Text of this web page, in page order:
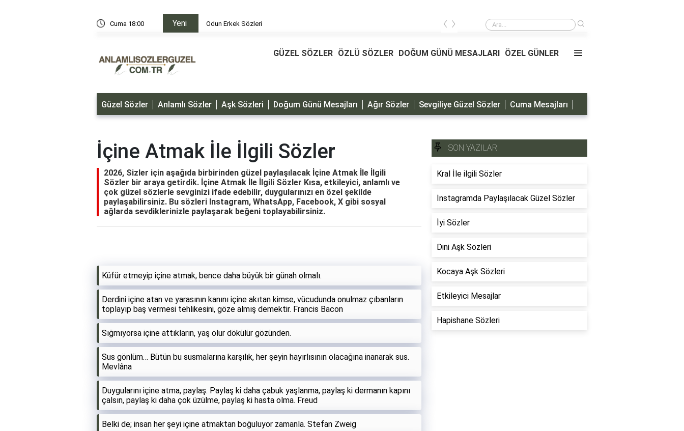
Cuma 18:00 Yeni Odun Erkek Sözleri Oğluma Doğum Günü Mesajları
‹ ›
GÜZEL SÖZLER ÖZLÜ SÖZLER DOĞUM GÜNÜ MESAJLARI ÖZEL GÜNLER
Güzel Sözler Anlamlı Sözler Aşk Sözleri Doğum Günü Mesajları Ağır Sözler Sevgiliye Güzel Sözler Cuma Mesajları
İçine Atmak İle İlgili Sözler
2026, Sizler için aşağıda birbirinden güzel paylaşılacak İçine Atmak İle İlgili
Sözler bir araya getirdik. İçine Atmak İle İlgili Sözler Kısa, etkileyici, anlamlı ve
çok güzel sözlerle sevginizi ifade edebilir, duygularınızı en özel şekilde
paylaşabilirsiniz. Bu sözleri Instagram, WhatsApp, Facebook, X gibi sosyal
ağlarda sevdiklerinizle paylaşarak beğeni toplayabilirsiniz.
Küfür etmeyip içine atmak, bence daha büyük bir günah olmalı.
Derdini içine atan ve yarasının kanını içine akıtan kimse, vücudunda onulmaz çıbanların
toplayıp baş vermesi tehlikesini, göze almış demektir. Francis Bacon
Sığmıyorsa içine attıkların, yaş olur dökülür gözünden.
Sus gönlüm… Bütün bu susmalarına karşılık, her şeyin hayırlısının olacağına inanarak sus.
Mevlâna
Duygularını içine atma, paylaş. Paylaş ki daha çabuk yaşlanma, paylaş ki dermanın kapını
çalsın, paylaş ki daha çok üzülme, paylaş ki hasta olma. Freud
Belki de; insan her şeyi içine atmaktan boğuluyor zamanla. Stefan Zweig
SON YAZILAR
Kral İle ilgili Sözler
İnstagramda Paylaşılacak Güzel Sözler
İyi Sözler
Dini Aşk Sözleri
Kocaya Aşk Sözleri
Etkileyici Mesajlar
Hapishane Sözleri